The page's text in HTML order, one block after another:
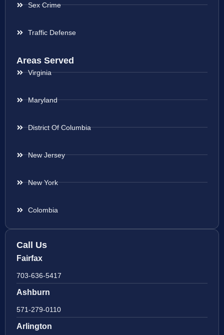
Sex Crime
Traffic Defense
Areas Served
Virginia
Maryland
District Of Columbia
New Jersey
New York
Colombia
Call Us
Fairfax
703-636-5417
Ashburn
571-279-0110
Arlington